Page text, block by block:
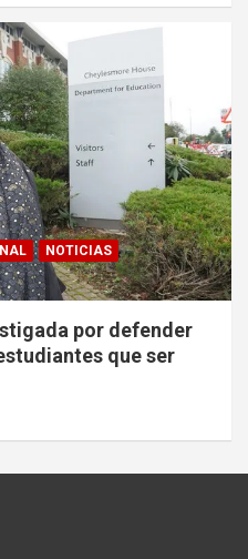
NOTICIAS
por defender
que ser